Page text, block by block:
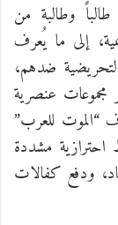
أكثر من ذلك، فقد تم تحويل قرابة 160 طالباً وطالبة من
مؤسسة أكاديمية، إلى ما يُعرف
ضدهم،
مجموعات عنصرية
“الموت للعرب”
مشددة
ودفع كفالات